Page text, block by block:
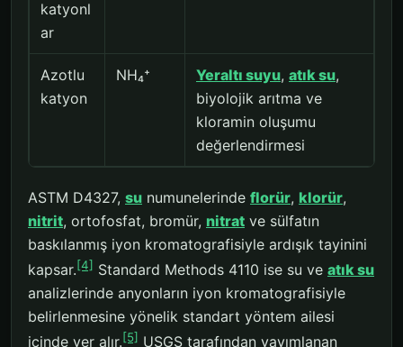
katyonl
ar
Azotlu
katyon
NH₄⁺ Yeraltı suyu, atık su,
biyolojik arıtma ve
kloramin oluşumu
değerlendirmesi
ASTM D4327, su numunelerinde florür, klorür,
nitrit, ortofosfat, bromür, nitrat ve sülfatın
baskılanmış iyon kromatografisiyle ardışık tayinini
kapsar.[4] Standard Methods 4110 ise su ve atık su
analizlerinde anyonların iyon kromatografisiyle
belirlenmesine yönelik standart yöntem ailesi
içinde yer alır.[5] USGS tarafından yayımlanan